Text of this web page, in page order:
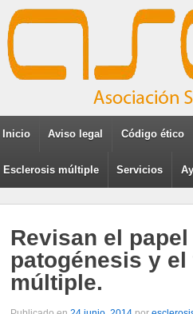
Inicio Aviso legal Código ético
Esclerosis múltiple Servicios
Revisan el
patogénesis y
múltiple.